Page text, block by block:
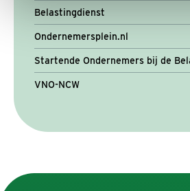
Belastingdienst
Ondernemersplein.nl
Startende Ondernemers bij de
VNO-NCW